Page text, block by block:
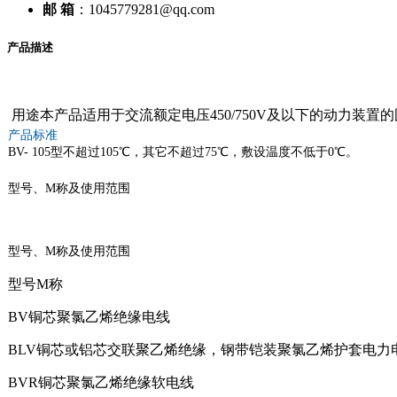
邮 箱 ：1045779281@qq.com
产品描述
用途本产品适用于交流额定电压450/750V及以下的动力装置的
产品标准
BV- 105型不超过105℃，其它不超过75℃，敷设温度不低于0℃。
型号、M称及使用范围
型号、M称及使用范围
型号M称
BV铜芯聚氯乙烯绝缘电线
BLV铜芯或铝芯交联聚乙烯绝缘，钢带铠装聚氯乙烯护套电力
BVR铜芯聚氯乙烯绝缘软电线